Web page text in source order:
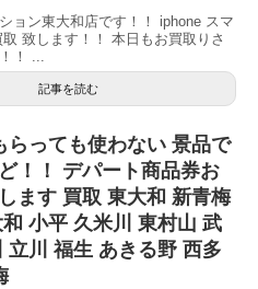
ョン東大和店です！！ iphone スマ
致します！！ 本日もお買取りさ
！ ...
記事を読む
らっても使わない 景品で
！！ デパート商品券お
ます 買取 東大和 新青梅
小平 久米川 東村山 武
立川 福生 あきる野 西多